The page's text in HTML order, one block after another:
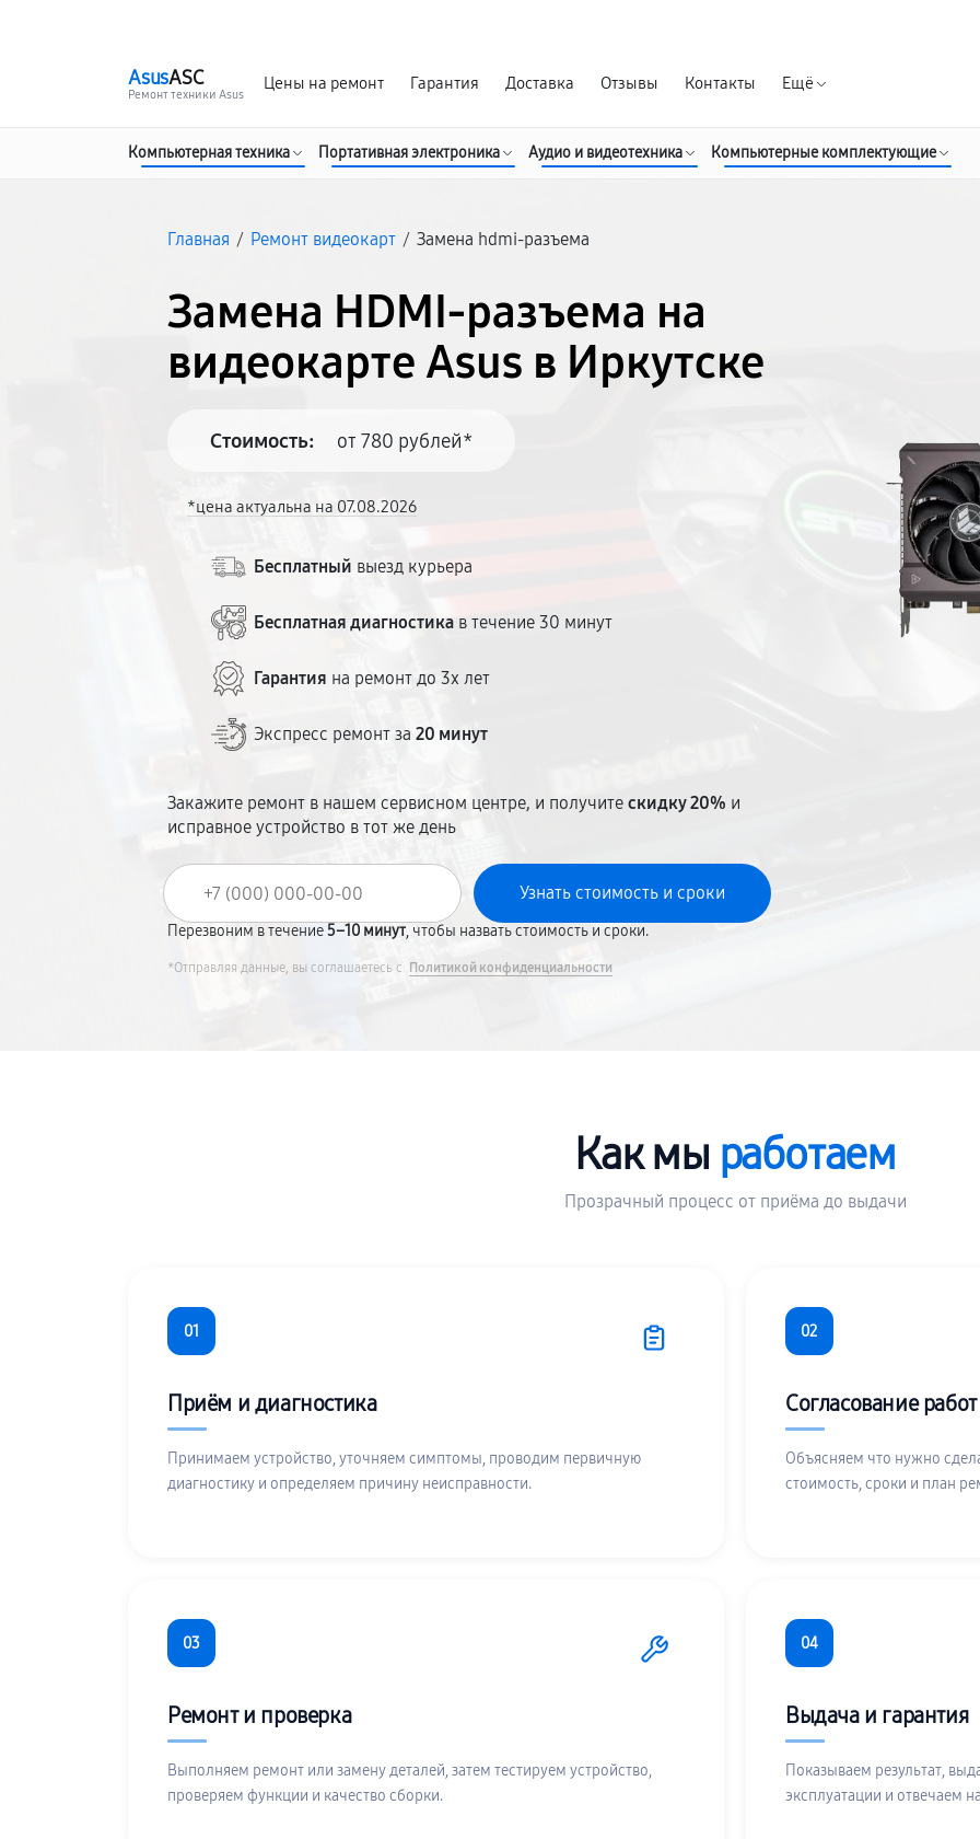
AsusASC
Ремонт техники Asus
Цены на ремонт Гарантия Доставка Отзывы Контакты Ещё
Компьютерная техника Портативная электроника Аудио и видеотехника Компьютерные комплектующие
Главная / Ремонт видеокарт / Замена hdmi-разъема
Замена HDMI-разъема на
видеокарте Asus в Иркутске
Стоимость: от 780 рублей*
*цена актуальна на 07.08.2026
Бесплатный выезд курьера
Бесплатная диагностика в течение 30 минут
Гарантия на ремонт до 3х лет
Экспресс ремонт за20 минут
Закажите ремонт в нашем сервисном центре, и получитескидку 20% и
исправное устройство в тот же день
Перезвоним в течение5–10 минут, чтобы назвать стоимость и сроки.
*Отправляя данные, вы соглашаетесь с Политикой конфиденциальности
Как мы работаем
Прозрачный процесс от приёма до выдачи
01
Приём и диагностика
Принимаем устройство, уточняем симптомы, проводим первичную
диагностику и определяем причину неисправности.
02
Согласование работ
Объясняем что нужно
стоимость, сроки и план
03
Ремонт и проверка
Выполняем ремонт или замену деталей, затем тестируем устройство,
проверяем функции и качество сборки.
04
Выдача и гарантия
Показываем результат,
эксплуатации и отвечаем